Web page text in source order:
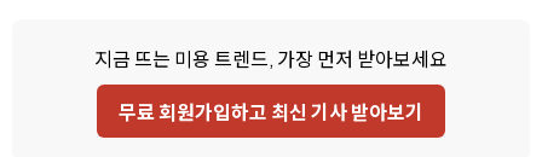
지금 뜨는 미용 트렌드, 가장 먼저 받아보세요
무료 회원가입하고 최신 기사 받아보기